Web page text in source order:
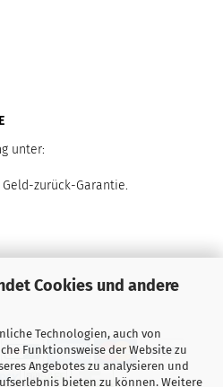
Cookies und andere
Technologien, auch von
Funktionsweise der Website zu
Angebotes zu analysieren und
bieten zu können. Weitere
unter:
zurück-Garantie.